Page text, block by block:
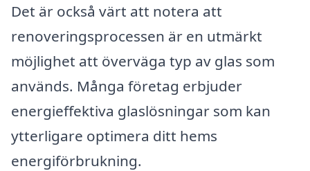
Det är också värt att notera att
renoveringsprocessen är en utmärkt
möjlighet att överväga typ av glas som
används. Många företag erbjuder
energieffektiva glaslösningar som kan
ytterligare optimera ditt hems
energiförbrukning.